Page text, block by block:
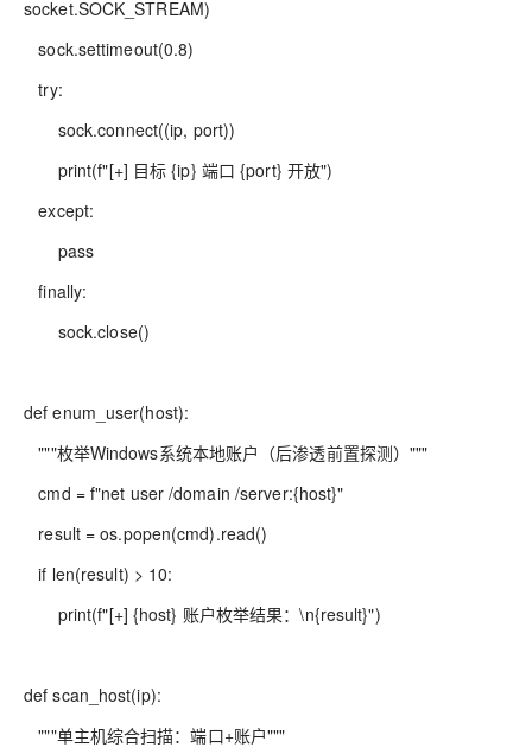
socket.SOCK_STREAM)
sock.settimeout(0.8)
try:
sock.connect((ip, port))
print(f"[+] 目标 {ip} 端口 {port} 开放")
except:
pass
finally:
sock.close()
def enum_user(host):
"""枚举Windows系统本地账户（后渗透前置探测）"""
cmd = f"net user /domain /server:{host}"
result = os.popen(cmd).read()
if len(result) > 10:
print(f"[+] {host} 账户枚举结果：\n{result}")
def scan_host(ip):
"""单主机综合扫描：端口+账户"""